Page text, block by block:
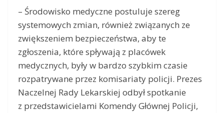
– Środowisko medyczne postuluje szereg
systemowych zmian, również związanych ze
zwiększeniem bezpieczeństwa, aby te
zgłoszenia, które spływają z placówek
medycznych, były w bardzo szybkim czasie
rozpatrywane przez komisariaty policji. Prezes
Naczelnej Rady Lekarskiej odbył spotkanie
z przedstawicielami Komendy Głównej Policji,